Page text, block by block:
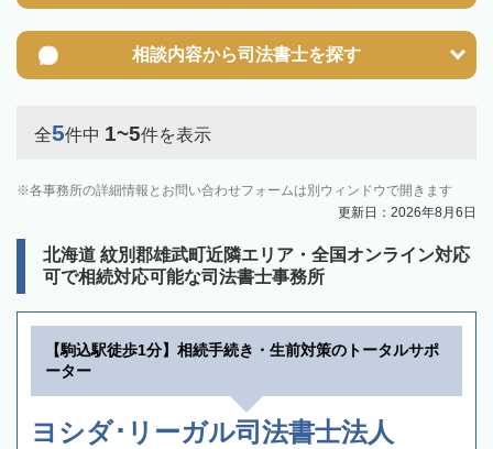
相談内容から司法書士を探す
全5件中 1~5件を表示
各事務所の詳細情報とお問い合わせフォームは別ウィンドウで開きます
更新日：2026年8月6日
北海道 紋別郡雄武町近隣エリア・全国オンライン対応
可で相続対応可能な司法書士事務所
【駒込駅徒歩1分】相続手続き・生前対策のトータルサポ
ーター
ヨシダ･リーガル司法書士法人